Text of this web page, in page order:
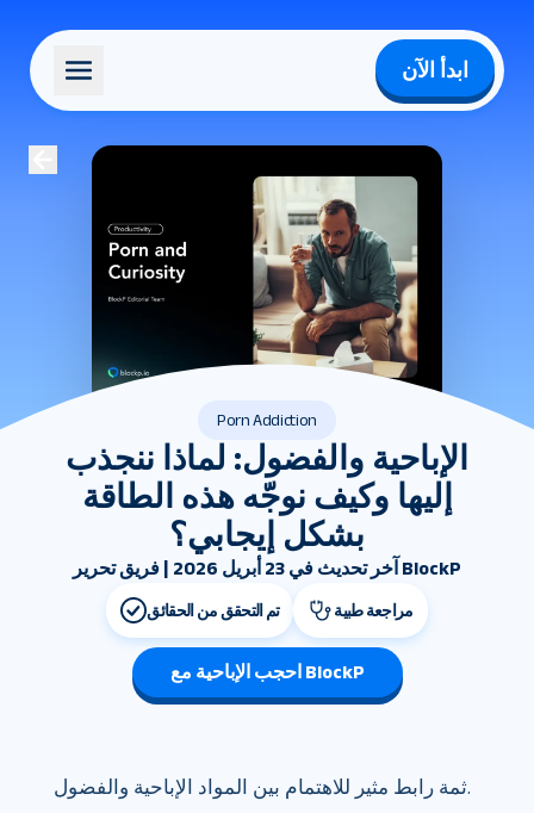
ابدأ الآن
Porn Addiction
الإباحية والفضول: لماذا ننجذب
إليها وكيف نوجّه هذه الطاقة
بشكل إيجابي؟
آخر تحديث في 23 أبريل 2026 | فريق تحرير BlockP
تم التحقق من الحقائق مراجعة طبية
احجب الإباحية مع BlockP
ثمة رابط مثير للاهتمام بين المواد الإباحية والفضول.